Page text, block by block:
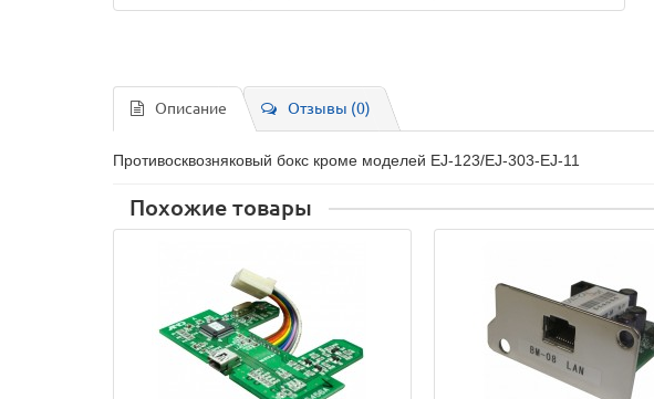
Описание Отзывы (0)
Противосквозняковый бокс кроме моделей EJ-123/EJ-303-EJ-11
Похожие товары